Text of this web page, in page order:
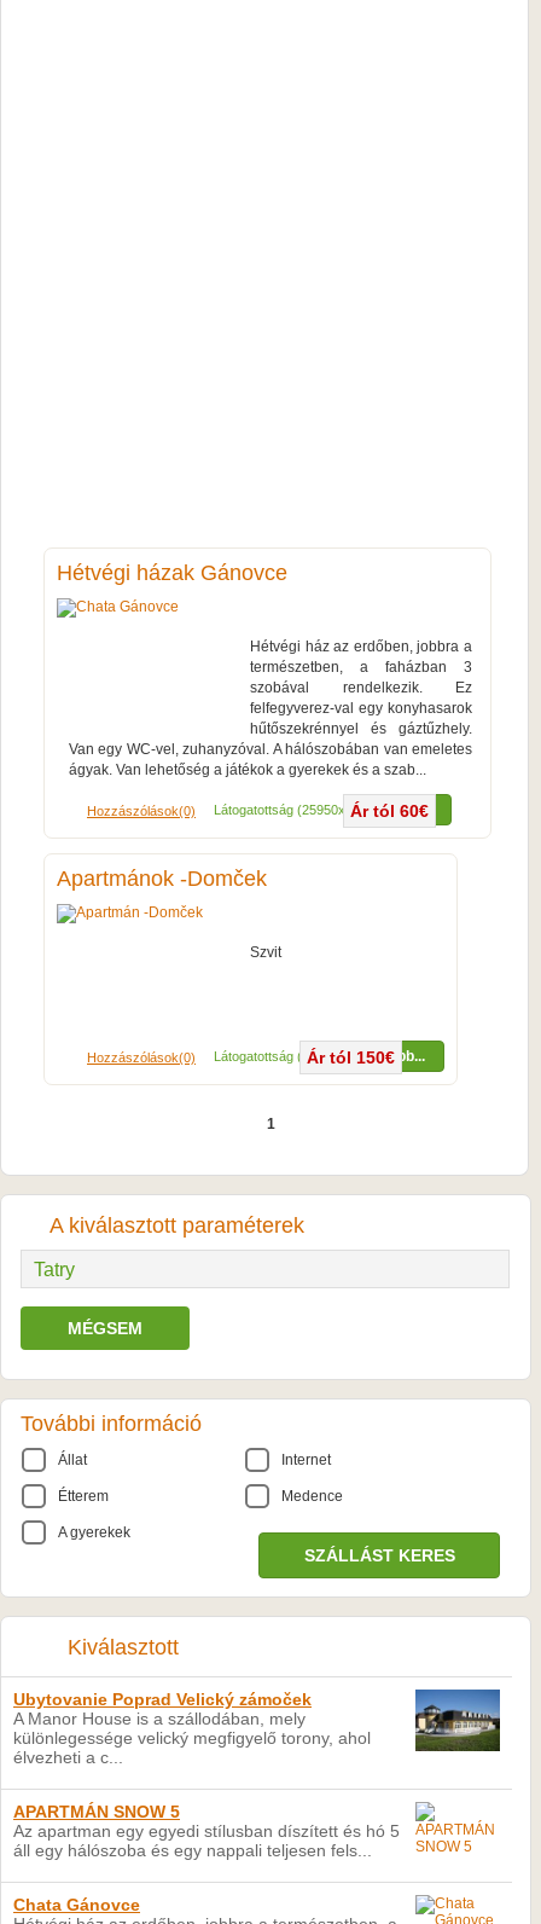
Hétvégi házak Gánovce
Ár tól 60€
Hétvégi ház az erdőben, jobbra a
természetben, a faházban 3
szobával rendelkezik. Ez
felfegyverez-val egy konyhasarok
hűtőszekrénnyel és gáztűzhely.
Van egy WC-vel, zuhanyzóval. A hálószobában van emeletes
ágyak. Van lehetőség a játékok a gyerekek és a szab...
Hozzászólások(0) Látogatottság (25950x) Több...
Apartmánok -Domček
Ár tól 150€
Szvit
Hozzászólások(0) Látogatottság (8192x) Több...
1
A kiválasztott paraméterek
Tatry
MÉGSEM
További információ
Állat Internet
Étterem Medence
A gyerekek
Kiválasztott
Ubytovanie Poprad Velický zámoček
A Manor House is a szállodában, mely
különlegessége velický megfigyelő torony, ahol
élvezheti a c...
APARTMÁN SNOW 5
Az apartman egy egyedi stílusban díszített és hó 5
áll egy hálószoba és egy nappali teljesen fels...
Chata Gánovce